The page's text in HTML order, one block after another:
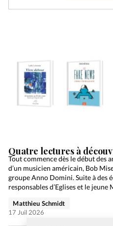
Quatre lectures à
Tout commence dès le début des
d’un musicien américain, Bob
groupe Anno Domini. Suite à des
responsables d’Eglises et le jeune
Matthieu Schmidt
17 Juil 2026